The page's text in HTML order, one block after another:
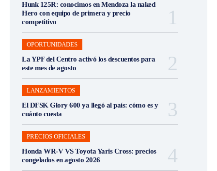
Hunk 125R: conocimos en Mendoza la naked
Hero con equipo de primera y precio
competitivo
OPORTUNIDADES
La YPF del Centro activó los descuentos para
este mes de agosto
LANZAMIENTOS
El DFSK Glory 600 ya llegó al país: cómo es y
cuánto cuesta
PRECIOS OFICIALES
Honda WR-V VS Toyota Yaris Cross: precios
congelados en agosto 2026